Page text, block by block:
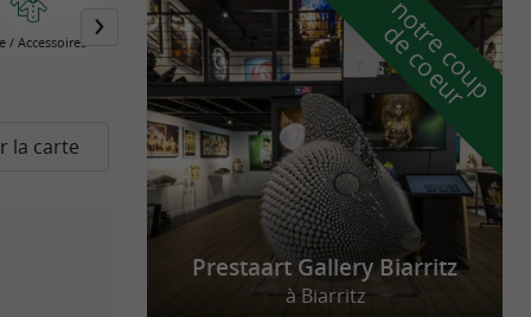
/ Accessoires Plaisirs Gourmands
la carte
n
o
t
r
e
c
o
u
p
d
e
c
o
e
u
r
Prestaart Gallery Biarritz
à Biarritz